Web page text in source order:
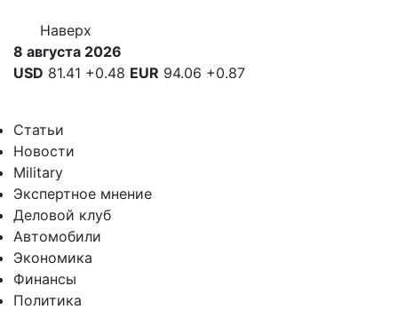
Наверх
8 августа 2026
USD 81.41 +0.48 EUR 94.06 +0.87
Статьи
Новости
Military
Экспертное мнение
Деловой клуб
Автомобили
Экономика
Финансы
Политика